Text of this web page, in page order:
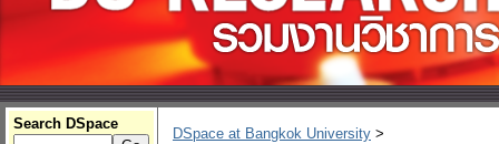
Search DSpace
DSpace at Bangkok University >